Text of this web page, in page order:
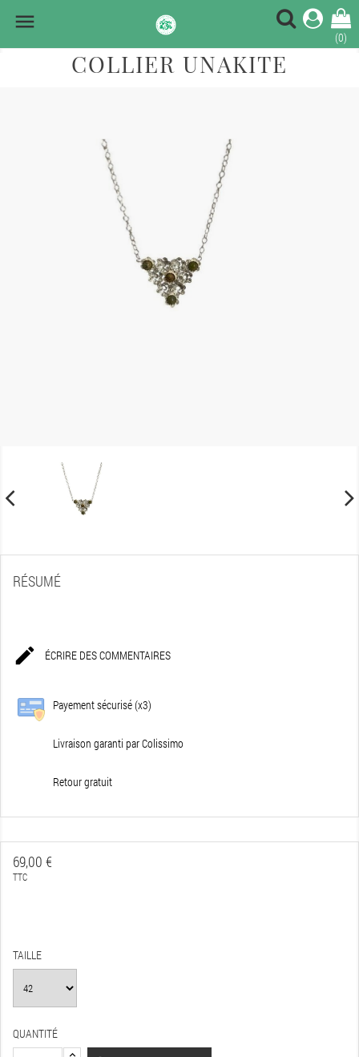

(0)
COLLIER UNAKITE
RÉSUMÉ
 ÉCRIRE DES COMMENTAIRES
Payement sécurisé (x3)
Livraison garanti par Colissimo
Retour gratuit
69,00 €
TTC
TAILLE
QUANTITÉ